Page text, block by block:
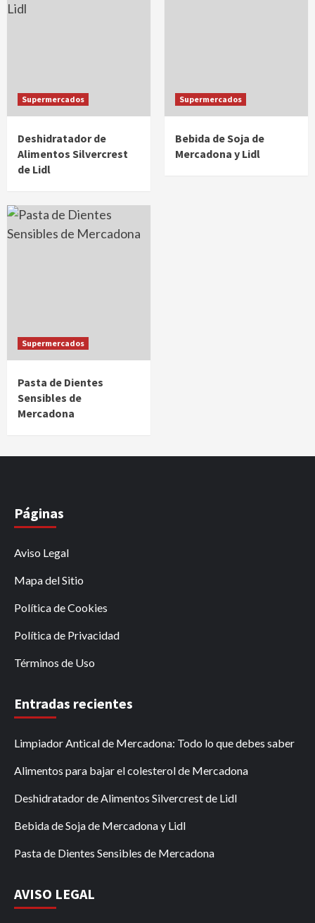
Supermercados
Deshidratador de
Alimentos Silvercrest
de Lidl
Supermercados
Bebida de Soja de
Mercadona y Lidl
Supermercados
Pasta de Dientes
Sensibles de
Mercadona
Páginas
Aviso Legal
Mapa del Sitio
Política de Cookies
Política de Privacidad
Términos de Uso
Entradas recientes
Limpiador Antical de Mercadona: Todo lo que debes saber
Alimentos para bajar el colesterol de Mercadona
Deshidratador de Alimentos Silvercrest de Lidl
Bebida de Soja de Mercadona y Lidl
Pasta de Dientes Sensibles de Mercadona
AVISO LEGAL